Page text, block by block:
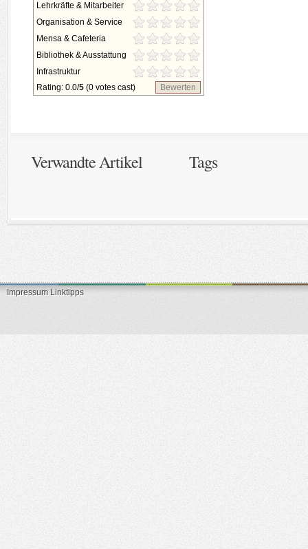
Lehrkräfte & Mitarbeiter
Organisation & Service
Mensa & Cafeteria
Bibliothek & Ausstattung
Infrastruktur
Rating: 0.0/5 (0 votes cast) Bewerten
Verwandte Artikel Tags
Impressum Linktipps